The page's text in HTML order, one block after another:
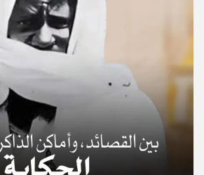
© Copyright 2025, APS